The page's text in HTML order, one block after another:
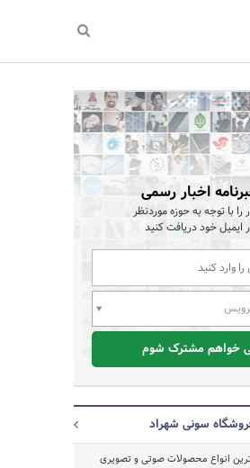
اخبار رسمی
را با توجه به حوزه موردنظر
ایمیل خود دریافت کنید
خواهم مشترک شوم
سونی شهراد
انواع محصولات صوتی و تصویری